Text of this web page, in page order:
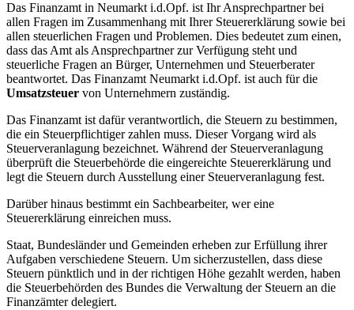
Das Finanzamt in Neumarkt i.d.Opf. ist Ihr Ansprechpartner bei
allen Fragen im Zusammenhang mit Ihrer Steuererklärung sowie bei
allen steuerlichen Fragen und Problemen. Dies bedeutet zum einen,
dass das Amt als Ansprechpartner zur Verfügung steht und
steuerliche Fragen an Bürger, Unternehmen und Steuerberater
beantwortet. Das Finanzamt Neumarkt i.d.Opf. ist auch für die
Umsatzsteuer von Unternehmern zuständig.
Das Finanzamt ist dafür verantwortlich, die Steuern zu bestimmen,
die ein Steuerpflichtiger zahlen muss. Dieser Vorgang wird als
Steuerveranlagung bezeichnet. Während der Steuerveranlagung
überprüft die Steuerbehörde die eingereichte Steuererklärung und
legt die Steuern durch Ausstellung einer Steuerveranlagung fest.
Darüber hinaus bestimmt ein Sachbearbeiter, wer eine
Steuererklärung einreichen muss.
Staat, Bundesländer und Gemeinden erheben zur Erfüllung ihrer
Aufgaben verschiedene Steuern. Um sicherzustellen, dass diese
Steuern pünktlich und in der richtigen Höhe gezahlt werden, haben
die Steuerbehörden des Bundes die Verwaltung der Steuern an die
Finanzämter delegiert.